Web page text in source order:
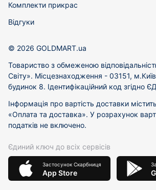
Комплекти прикрас
Відгуки
© 2026 GOLDMART.ua
Товариство з обмеженою
Світу». Місцезнаходження - 03151,
будинок 8. Ідентифікаційний код згідно
Інформація про вартість доставки
«Оплата та доставка». У розрахунок
податків не включено.
Єдиний ключ до всіх сервісів
Застосунок Скарбниця
App Store